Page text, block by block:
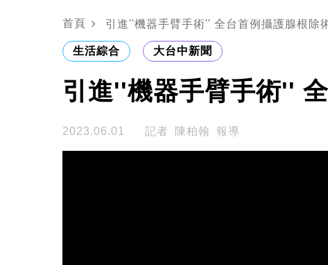
首頁 引進''機器手臂手術'' 全台首例攝護腺根除
生活綜合 大台中新聞
引進''機器手臂手術''
2023.06.01 記者 陳柏翰 報導